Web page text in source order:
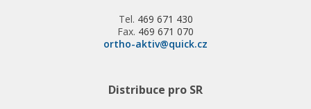
Tel. 469 671 430
Fax. 469 671 070
ortho-aktiv@quick.cz
Distribuce pro SR